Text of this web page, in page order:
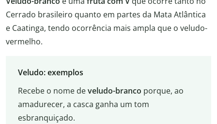
Cerrado brasileiro quanto em partes da Mata Atlântica
e Caatinga, tendo ocorrência mais ampla que o veludo-
vermelho.
Veludo: exemplos
Recebe o nome develudo-branco porque, ao
amadurecer, a casca ganha um tom
esbranquiçado.